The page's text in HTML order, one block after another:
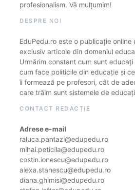
profesionalism. Vă mulțumim!
DESPRE NOI
EduPedu.ro este o publicație
exclusiv articole din domeniul
Urmărim constant cum sunt
cum face politicile din educație și
îi formează pe profesori, cât de
care trăim sunt sistemele de
CONTACT REDACȚIE
Adrese e-mail
raluca.pantazi@edupedu.ro
mihai.peticila@edupedu.ro
costin.ionescu@edupedu.ro
alexa.stanescu@edupedu.ro
diana.ghimisi@edupedu.ro